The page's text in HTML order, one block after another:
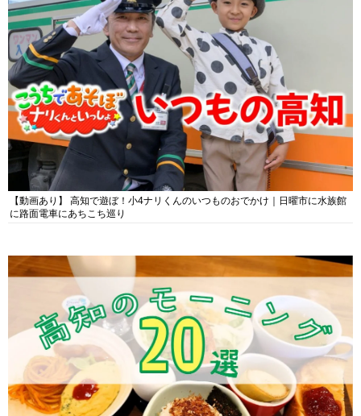
【動画あり】 高知で遊ぼ！小4ナリくんのいつものおでかけ｜日曜市に水族館
に路面電車にあちこち巡り